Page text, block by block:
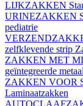
LIJKZAKKEN
URINEZAKKEN
pediatrie
zelfklevende strip
ZAKKEN MET
geïntegreerde
ZAKKEN VOOR
Laminaatzakken